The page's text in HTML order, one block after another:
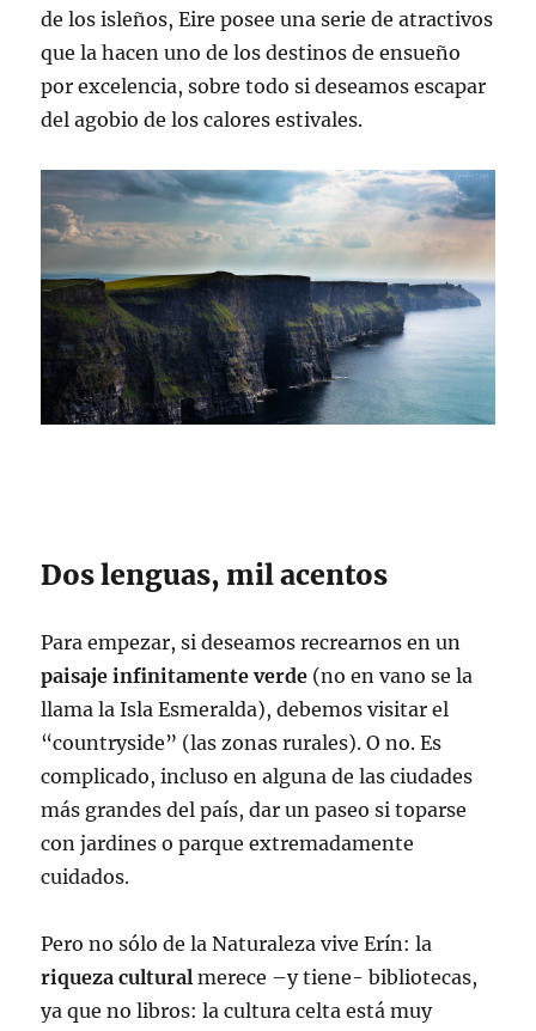
de los isleños, Eire posee una serie de atractivos
que la hacen uno de los destinos de ensueño
por excelencia, sobre todo si deseamos escapar
del agobio de los calores estivales.
Dos lenguas, mil acentos
Para empezar, si deseamos recrearnos en un
paisaje infinitamente verde (no en vano se la
llama la Isla Esmeralda), debemos visitar el
“countryside” (las zonas rurales). O no. Es
complicado, incluso en alguna de las ciudades
más grandes del país, dar un paseo si toparse
con jardines o parque extremadamente
cuidados.
Pero no sólo de la Naturaleza vive Erín: la
riqueza cultural merece –y tiene- bibliotecas,
ya que no libros: la cultura celta está muy